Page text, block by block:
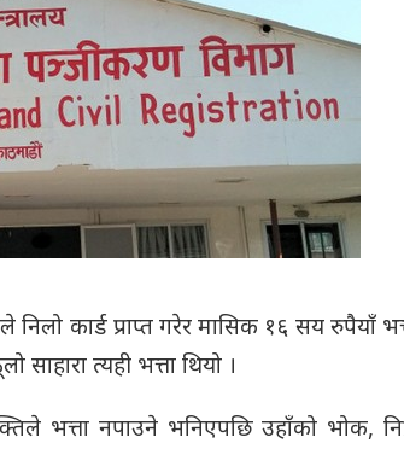
निलो कार्ड प्राप्त गरेर मासिक १६ सय रुपैयाँ
त्यही भत्ता थियो ।
भत्ता नपाउने भनिएपछि उहाँको भोक,